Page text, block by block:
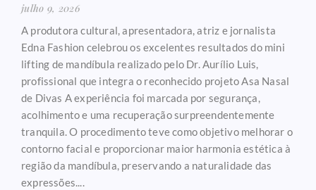
julho 9, 2026
A produtora cultural, apresentadora, atriz e jornalista
Edna Fashion celebrou os excelentes resultados do mini
lifting de mandíbula realizado pelo Dr. Aurílio Luis,
profissional que integra o reconhecido projeto Asa Nasal
de Divas A experiência foi marcada por segurança,
acolhimento e uma recuperação surpreendentemente
tranquila. O procedimento teve como objetivo melhorar o
contorno facial e proporcionar maior harmonia estética à
região da mandíbula, preservando a naturalidade das
expressões....